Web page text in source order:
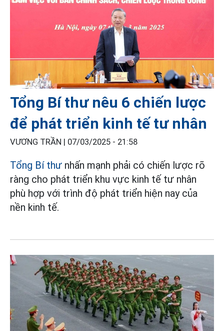
Tổng Bí thư nêu 6 chiến lược
để phát triển kinh tế tư nhân
VƯƠNG TRẦN | 07/03/2025 - 21:58
Tổng Bí thư nhấn mạnh phải có chiến lược rõ
ràng cho phát triển khu vực kinh tế tư nhân
phù hợp với trình độ phát triển hiện nay của
nền kinh tế.